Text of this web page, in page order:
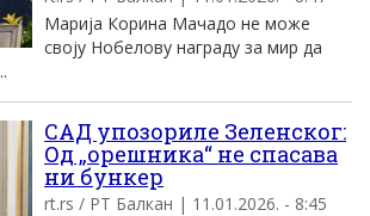
Марија Корина Мачадо не може
своју Нобелову награду за мир да
САД упозориле Зеленског:
Од „орешника“ не спасава
ни бункер
rt.rs / РТ Балкан | 11.01.2026. - 8:45